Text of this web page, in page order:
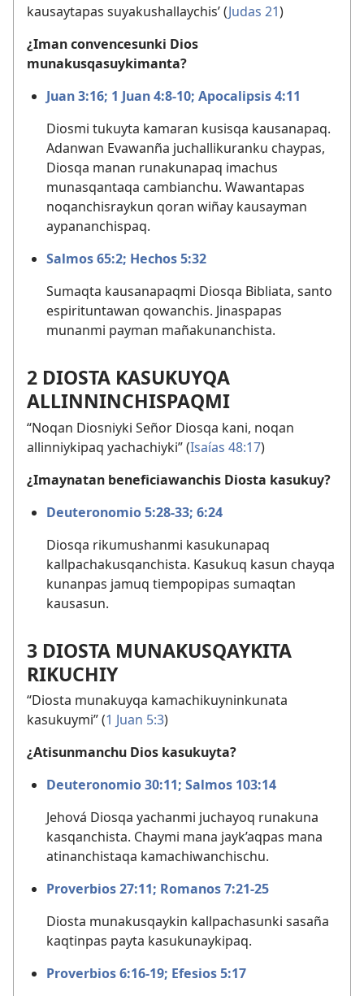
kausaytapas suyakushallaychis’ (Judas 21)
¿Iman convencesunki Dios
munakusqasuykimanta?
Juan 3:16; 1 Juan 4:8-10; Apocalipsis 4:11
Diosmi tukuyta kamaran kusisqa kausanapaq.
Adanwan Evawanña juchallikuranku chaypas,
Diosqa manan runakunapaq imachus
munasqantaqa cambianchu. Wawantapas
noqanchisraykun qoran wiñay kausayman
aypananchispaq.
Salmos 65:2; Hechos 5:32
Sumaqta kausanapaqmi Diosqa Bibliata, santo
espirituntawan qowanchis. Jinaspapas
munanmi payman mañakunanchista.
2 DIOSTA KASUKUYQA
ALLINNINCHISPAQMI
“Noqan Diosniyki Señor Diosqa kani, noqan
allinniykipaq yachachiyki” (Isaías 48:17)
¿Imaynatan beneficiawanchis Diosta kasukuy?
Deuteronomio 5:28-33; 6:24
Diosqa rikumushanmi kasukunapaq
kallpachakusqanchista. Kasukuq kasun chayqa
kunanpas jamuq tiempopipas sumaqtan
kausasun.
3 DIOSTA MUNAKUSQAYKITA
RIKUCHIY
“Diosta munakuyqa kamachikuyninkunata
kasukuymi” (1 Juan 5:3)
¿Atisunmanchu Dios kasukuyta?
Deuteronomio 30:11; Salmos 103:14
Jehová Diosqa yachanmi juchayoq runakuna
kasqanchista. Chaymi mana jayk’aqpas mana
atinanchistaqa kamachiwanchischu.
Proverbios 27:11; Romanos 7:21-25
Diosta munakusqaykin kallpachasunki sasaña
kaqtinpas payta kasukunaykipaq.
Proverbios 6:16-19; Efesios 5:17